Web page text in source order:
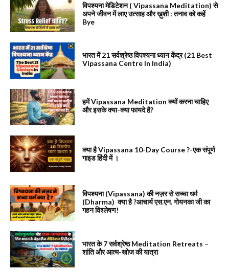
विपश्यना मेडिटेशन ( Vipassana Meditation) से
अपने जीवन में लाए उत्साह और ख़ुशी : तनाव को कहें
Bye
भारत में 21 सर्वश्रेष्ठ विपश्यना ध्यान केंद्र (21 Best
Vipassana Centre In India)
हमें Vipassana Meditation क्यों करना चाहिए
और इसके क्या-क्या फायदे है?
क्या है Vipassana 10-Day Course ?-एक संपूर्ण
गाइड हिंदी में ।
विपश्यना (Vipassana) की नज़र से सच्चा धर्म
(Dharma) क्या है ?आचार्य एस.एन. गोयनका जी का
गहन विश्लेषण!
भारत के 7 सर्वश्रेष्ठ Meditation Retreats –
शांति और आत्म-खोज की यात्रा